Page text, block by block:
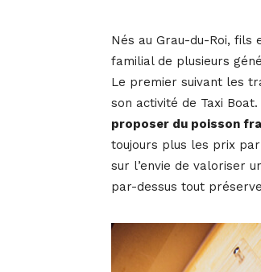
Nés au Grau-du-Roi,
familial de plusieurs
Le premier suivant les
son activité de Taxi
proposer du poisson
toujours plus les prix
sur l’envie de valoriser
par-dessus tout